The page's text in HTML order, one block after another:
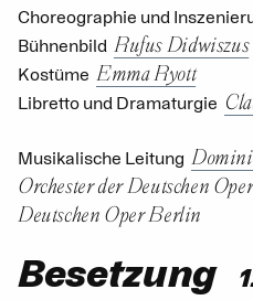
Choreographie und
Bühnenbild Rufus Didwiszus
Kostüme Emma Ryott
Libretto und Dramaturgie
Musikalische Leitung
Orchester der Deutschen
Deutschen Oper Berlin
Besetzung